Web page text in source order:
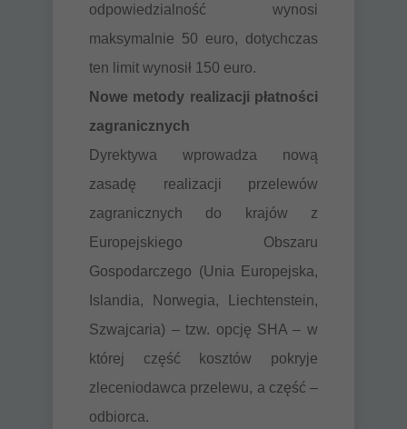
odpowiedzialność wynosi
maksymalnie 50 euro, dotychczas
ten limit wynosił 150 euro.
Nowe metody realizacji płatności
zagranicznych
Dyrektywa wprowadza nową
zasadę realizacji przelewów
zagranicznych do krajów z
Europejskiego Obszaru
Gospodarczego (Unia Europejska,
Islandia, Norwegia, Liechtenstein,
Szwajcaria) – tzw. opcję SHA – w
której część kosztów pokryje
zleceniodawca przelewu, a część –
odbiorca.